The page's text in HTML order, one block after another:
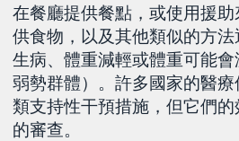
在餐廳提供餐點，或使用援
供食物，以及其他類似的方
生病、體重減輕或體重可能
弱勢群體）。許多國家的醫
類支持性干預措施，但它們
的審查。